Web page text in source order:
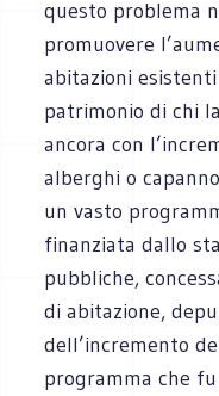
questo problema
promuovere
abitazioni
patrimonio di chi
ancora con
alberghi o
un vasto
finanziata dallo
pubbliche,
di abitazione,
dell’incremento
programma che